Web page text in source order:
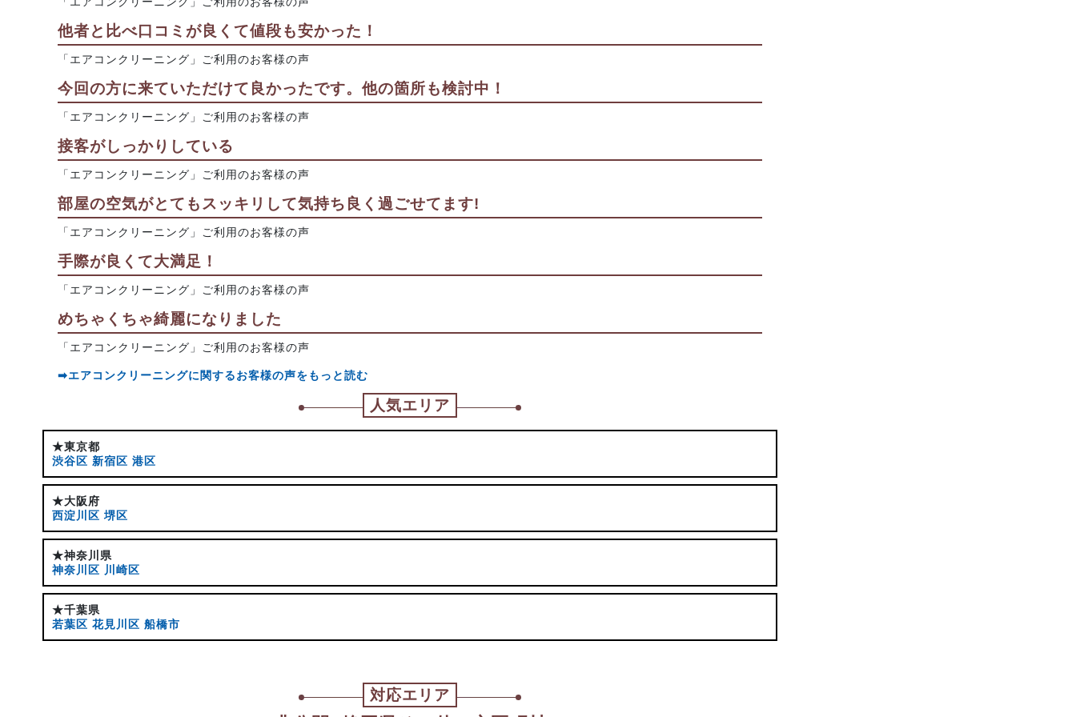
他者と比べ口コミが良くて値段も安かった！
「エアコンクリーニング」ご利用のお客様の声
今回の方に来ていただけて良かったです。他の箇所も検討中！
「エアコンクリーニング」ご利用のお客様の声
接客がしっかりしている
「エアコンクリーニング」ご利用のお客様の声
部屋の空気がとてもスッキリして気持ち良く過ごせてます!
「エアコンクリーニング」ご利用のお客様の声
手際が良くて大満足！
「エアコンクリーニング」ご利用のお客様の声
めちゃくちゃ綺麗になりました
「エアコンクリーニング」ご利用のお客様の声
➡エアコンクリーニングに関するお客様の声をもっと読む
人気エリア
★東京都
渋谷区 新宿区 港区
★大阪府
西淀川区 堺区
★神奈川県
神奈川区 川崎区
★千葉県
若葉区 花見川区 船橋市
対応エリア